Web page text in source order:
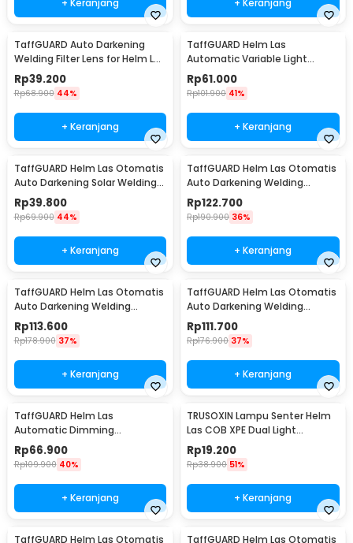
+ Keranjang + Keranjang
TaffGUARD Auto Darkening
Welding Filter Lens for Helm Las
- TX500CF
Rp39.200
Rp68.900 44%
+ Keranjang
TaffGUARD Helm Las
Automatic Variable Light
Welding Mask Cap Shield -
HJ30
Rp61.000
Rp101.900 41%
+ Keranjang
TaffGUARD Helm Las Otomatis
Auto Darkening Solar Welding
Helmet - HJ19
Rp39.800
Rp69.900 44%
+ Keranjang
TaffGUARD Helm Las Otomatis
Auto Darkening Welding
Helmet - HW10
Rp122.700
Rp190.900 36%
+ Keranjang
TaffGUARD Helm Las Otomatis
Auto Darkening Welding
Helmet - HW12
Rp113.600
Rp178.900 37%
+ Keranjang
TaffGUARD Helm Las Otomatis
Auto Darkening Welding
Helmet Terminator - HW12
Rp111.700
Rp176.900 37%
+ Keranjang
TaffGUARD Helm Las
Automatic Dimming
Protective Welding with
Headlamp - HJ10
Rp66.900
Rp109.900 40%
+ Keranjang
TRUSOXIN Lampu Senter Helm
Las COB XPE Dual Light
Rechargeable - TR35
Rp19.200
Rp38.900 51%
+ Keranjang
TaffGUARD Helm Las Otomatis
TaffGUARD Helm Las Otomatis